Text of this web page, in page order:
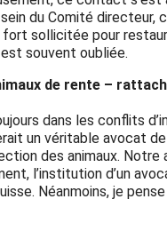
du Comité directeur,
fort sollicitée pour
souvent oubliée.
de rente –
dans les conflits
un véritable avocat
des animaux.
l’institution d’un
Néanmoins, je